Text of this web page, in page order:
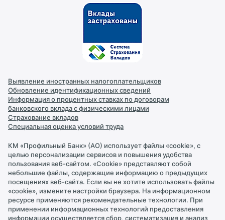
Документы и лицензии
Раскрытие информации
Персональные данные
Карьера в банке
Обращение в Банк
Партнеры
Выявление иностранных налогоплательщиков
Обновление идентификационных сведений
Информация о процентных ставках по договорам
банковского вклада с физическими лицами
Страхование вкладов
Специальная оценка условий труда
КМ «Профильный Банк» (АО) использует файлы «cookie», с
целью персонализации сервисов и повышения удобства
пользования веб-сайтом. «Cookie» представляют собой
небольшие файлы, содержащие информацию о предыдущих
посещениях веб-сайта. Если вы не хотите использовать файлы
«cookie», измените настройки браузера. На информационном
ресурсе применяются рекомендательные технологии. При
применении информационных технологий предоставления
информации осуществляется сбор, систематизация и анализ